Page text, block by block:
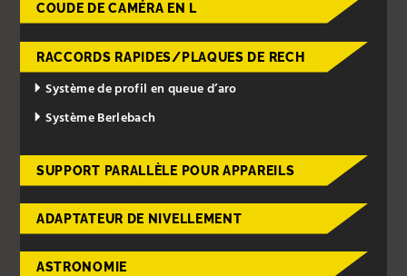
COUDE DE CAMÉRA EN L
RACCORDS RAPIDES/PLAQUES DE RECH
Système de profil en queue d’aro
Système Berlebach
SUPPORT PARALLÈLE POUR APPAREILS
ADAPTATEUR DE NIVELLEMENT
ASTRONOMIE